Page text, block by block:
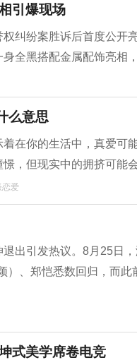
引爆现场
纠纷案胜诉后首度公开
全黑搭配金属配饰亮相
么意思
在你的生活中，真爱可
，但现实中的拥挤可能
爱
退出引发热议。8月25日
）、郑恺悉数回归，而
式美学席卷电竞